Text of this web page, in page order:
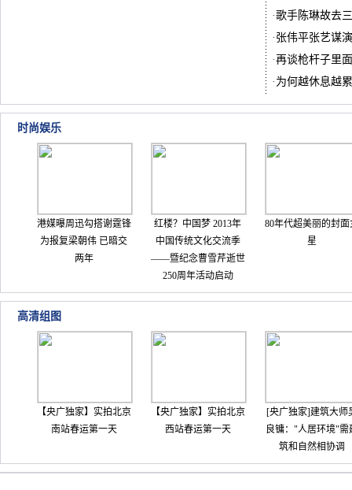
·歌手陈琳故去
· 张伟平张艺谋
·再谈枪杆子里
· 为何越休息越
时尚娱乐
港媒曝周迅勾搭谢霆锋
为报复梁朝伟 已暗交
两年
红楼？中国梦 2013年
中国传统文化交流季
——暨纪念曹雪芹逝世
250周年活动启动
80年代超美丽的封面
星
高清组图
【央广独家】实拍北京
南站春运第一天
【央广独家】实拍北京
西站春运第一天
[央广独家]建筑大师
良镛："人居环境"需
筑和自然相协调